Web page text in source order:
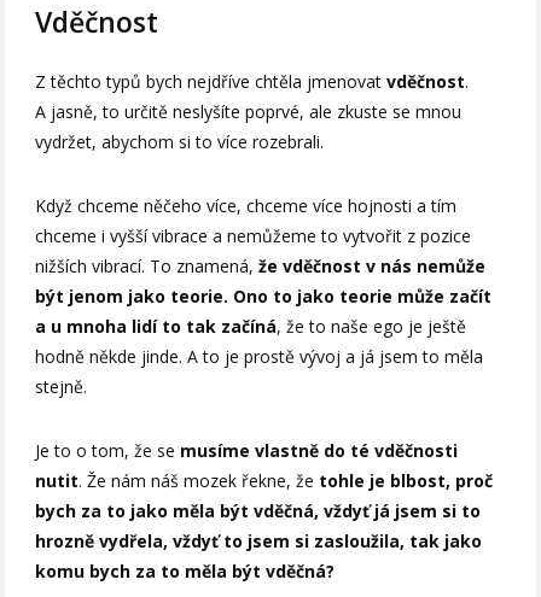
Vděčnost
Z těchto typů bych nejdříve chtěla jmenovatvděčnost.
A jasně, to určitě neslyšíte poprvé, ale zkuste se mnou
vydržet, abychom si to více rozebrali.
Když chceme něčeho více, chceme více hojnosti a tím
chceme i vyšší vibrace a nemůžeme to vytvořit z pozice
nižších vibrací. To znamená,že vděčnost v nás nemůže
být jenom jako teorie. Ono to jako teorie může začít
a u mnoha lidí to tak začíná, že to naše ego je ještě
hodně někde jinde. A to je prostě vývoj a já jsem to měla
stejně.
Je to o tom, že se musíme vlastně do té vděčnosti
nutit. Že nám náš mozek řekne, že tohle je blbost, proč
bych za to jako měla být vděčná, vždyť já jsem si to
hrozně vydřela, vždyť to jsem si zasloužila, tak jako
komu bych za to měla být vděčná?